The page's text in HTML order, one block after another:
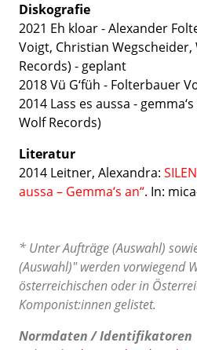
Diskografie
2021 Eh kloar - Alexander
Voigt, Christian Wegscheider,
Records) - geplant
2018 Vü G‘füh - Folterbauer
2014 Lass es aussa -
Wolf Records)
Literatur
2014 Leitner, Alexandra:
aussa – Gemma‘s an“. In:
* Unter Aufträge (Auswahl)
(Auswahl)" werden vorwiegend
österreichischen oder in
Komponist:innen gelistet.
Normdaten / Identifikatoren